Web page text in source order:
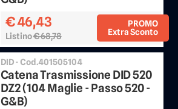
PROMO
Extra Sconto
€ 46,43
Listino€ 68,78 Sconto 25%
DID - Cod.401505104
Catena Trasmissione DID 520
DZ2 (104 Maglie - Passo 520 -
G&B)